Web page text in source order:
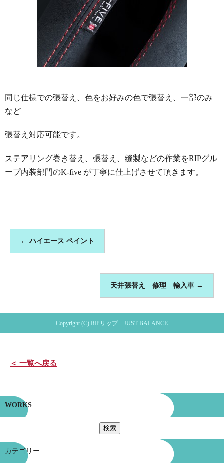
同じ仕様での張替え、色をお好みの色で張替え、一部のみ
など
張替え対応可能です。
ステアリング巻き替え、張替え、縫製などの作業をRIPグル
ープ内装部門のK-five が丁寧に仕上げさせて頂きます。
← ハイエース ペイント
天井張替え 修理 輸入車 →
Copyright (C) RIPリップ – JUST BALANCE
＜ 一覧へ戻る
WORKS
カテゴリー